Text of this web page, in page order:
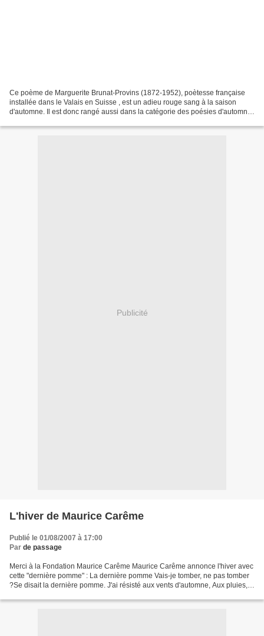
Ce poème de Marguerite Brunat-Provins (1872-1952), poètesse française
installée dans le Valais en Suisse , est un adieu rouge sang à la saison
d'automne. Il est donc rangé aussi dans la catégorie des poésies d'automne
Publicité
L'hiver de Maurice Carême
Publié le 01/08/2007 à 17:00
Par de passage
Merci à la Fondation Maurice Carême Maurice Carême annonce l'hiver avec
cette "dernière pomme" : La dernière pomme Vais-je tomber, ne pas tomber
?Se disait la dernière pomme. J'ai résisté aux vents d'automne, Aux pluies,